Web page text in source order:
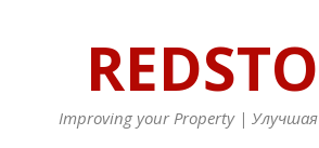
Improving your Property |